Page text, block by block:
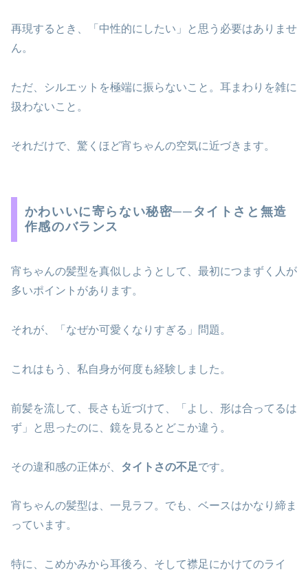
再現するとき、「中性的にしたい」と思う必要はありませ
ん。
ただ、シルエットを極端に振らないこと。耳まわりを雑に
扱わないこと。
それだけで、驚くほど宵ちゃんの空気に近づきます。
かわいいに寄らない秘密──タイトさと無造
作感のバランス
宵ちゃんの髪型を真似しようとして、最初につまずく人が
多いポイントがあります。
それが、「なぜか可愛くなりすぎる」問題。
これはもう、私自身が何度も経験しました。
前髪を流して、長さも近づけて、「よし、形は合ってるは
ず」と思ったのに、鏡を見るとどこか違う。
その違和感の正体が、 タイトさの不足です。
宵ちゃんの髪型は、一見ラフ。でも、ベースはかなり締ま
っています。
特に、こめかみから耳後ろ、そして襟足にかけてのライ